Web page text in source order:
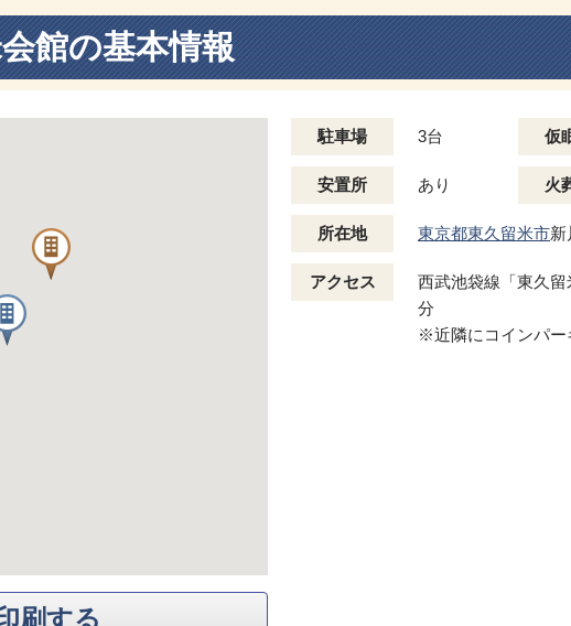
館の基本情報
刷する
駐車場 3台 仮
安置所 あり 火
所在地 東京都東久留米市新
アクセス
西武池袋線「東久
分
※近隣にコインパー